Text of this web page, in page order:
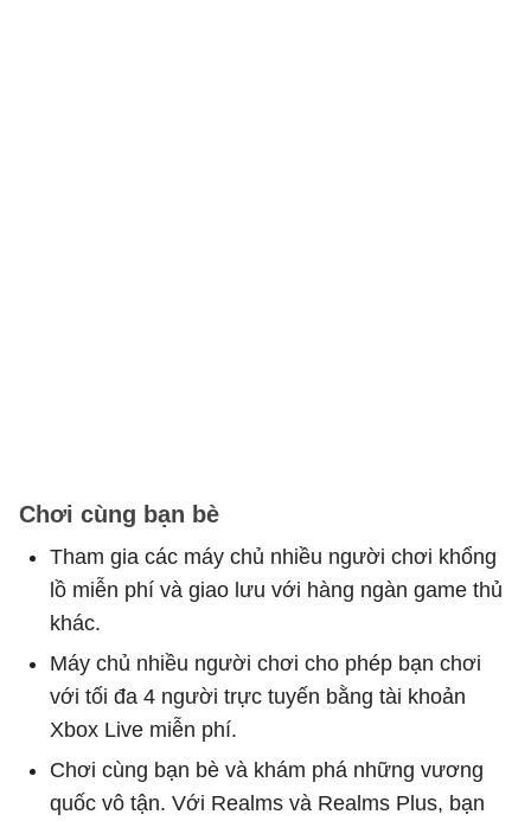
Chơi cùng bạn bè
Tham gia các máy chủ nhiều người chơi khổng
lồ miễn phí và giao lưu với hàng ngàn game thủ
khác.
Máy chủ nhiều người chơi cho phép bạn chơi
với tối đa 4 người trực tuyến bằng tài khoản
Xbox Live miễn phí.
Chơi cùng bạn bè và khám phá những vương
quốc vô tận. Với Realms và Realms Plus, bạn